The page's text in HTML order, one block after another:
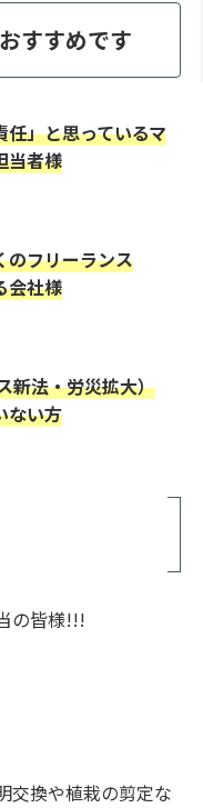
すすめです
」と思っているマ
当者様
のフリーランス
会社様
新法・労災拡大）
ない方
の皆様!!!
交換や植栽の剪定な